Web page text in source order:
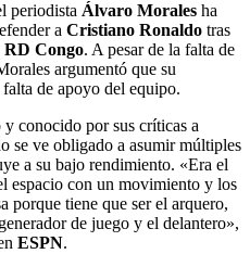
periodista Álvaro Morales ha
a Cristiano Ronaldo tras
RD Congo. A pesar de la falta de
argumentó que su
de apoyo del equipo.
conocido por sus críticas a
se ve obligado a asumir múltiples
a su bajo rendimiento. «Era el
espacio con un movimiento y los
porque tiene que ser el arquero,
de juego y el delantero»,
ESPN.